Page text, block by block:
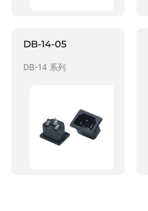
DB-14-05
DB-14 系列